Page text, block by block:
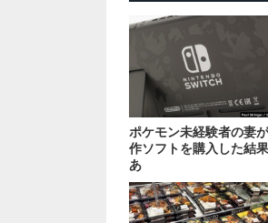
ポケモン未経験者の妻
作ソフトを購入した結
あ